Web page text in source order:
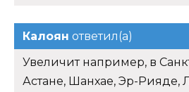
Калоян ответил(а)
Увеличит например, в
Астане, Шанхае, Эр-Рияде,